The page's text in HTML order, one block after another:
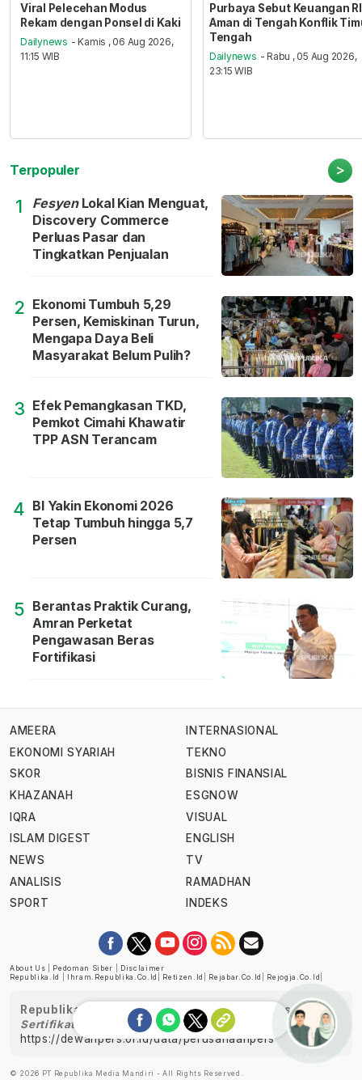
Viral Pelecehan Modus
Rekam dengan Ponsel di Kaki
Dailynews - Kamis , 06 Aug 2026,
11:15 WIB
Purbaya Sebut Keuangan RI
Aman di Tengah Konflik
Tengah
Dailynews - Rabu , 05 Aug 2026,
23:15 WIB
Terpopuler >
1 FesyenLokal Kian Menguat,
Discovery Commerce
Perluas Pasar dan
Tingkatkan Penjualan
2 Ekonomi Tumbuh 5,29
Persen, Kemiskinan Turun,
Mengapa Daya Beli
Masyarakat Belum Pulih?
3 Efek Pemangkasan TKD,
Pemkot Cimahi Khawatir
TPP ASN Terancam
4 BI Yakin Ekonomi 2026
Tetap Tumbuh hingga 5,7
Persen
5 Berantas Praktik Curang,
Amran Perketat
Pengawasan Beras
Fortifikasi
AMEERA
EKONOMI SYARIAH
SKOR
KHAZANAH
IQRA
ISLAM DIGEST
NEWS
ANALISIS
SPORT
INTERNASIONAL
TEKNO
BISNIS FINANSIAL
ESGNOW
VISUAL
ENGLISH
TV
RAMADHAN
INDEKS
About Us Pedoman Siber
Disclaimer
Republika.id
Ihram.republika.co.id Retizen.id Rejabar.co.id Rejogja.co.id
Republika telah diverifikasi oleh Dewan Pers
Sertifikat Nomor 1058/DP-Verifikasi/K/XII/2022
https://dewanpers.or.id/data/perusahaanpers
© 2026 PT Republika Media Mandiri - All Rights Reserved.
Ask me!